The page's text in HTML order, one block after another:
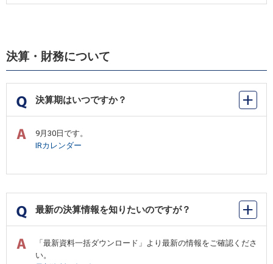
決算・財務について
決算期はいつですか？
9月30日です。
IRカレンダー
最新の決算情報を知りたいのですが？
「最新資料一括ダウンロード」より最新の情報をご確認くださ
い。